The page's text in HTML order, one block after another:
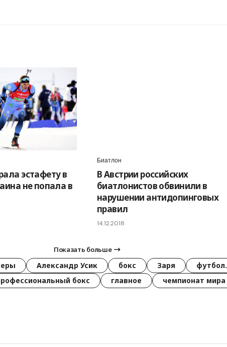
эстафету в
не попала в
Биатлон
В Австрии российских
биатлонистов обвинили в
нарушении антидопинговых
правил
14.12.2018
Показать больше
Александр Усик бокс Заря футбол.
бокс главное чемпионат мира